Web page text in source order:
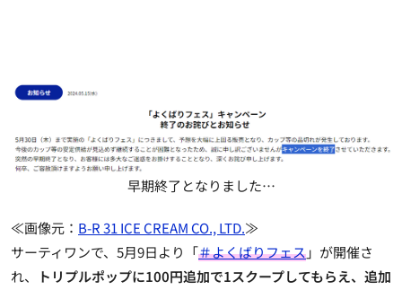
早期終了となりました…
≪画像元： B-R 31 ICE CREAM CO., LTD.≫
サーティワンで、5月9日より「＃よくばりフェス」が開催さ
れ、
トリプルポップに100円追加で1スクープしてもらえ、追加